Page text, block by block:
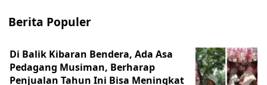
Berita Populer
Di Balik Kibaran Bendera, Ada Asa
Pedagang Musiman, Berharap
Penjualan Tahun Ini Bisa Meningkat